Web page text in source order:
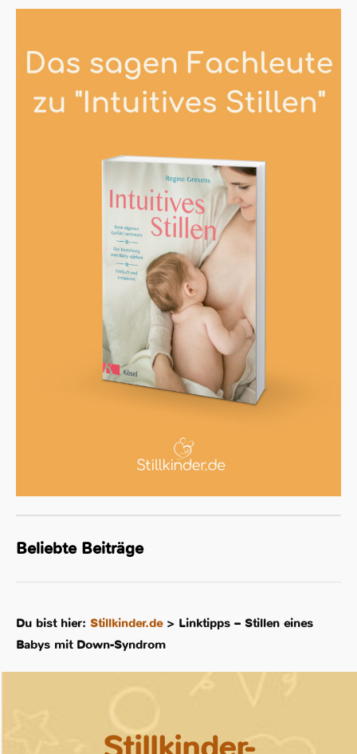
Beliebte Beiträge
Du bist hier: Stillkinder.de> Linktipps – Stillen eines
Babys mit Down-Syndrom